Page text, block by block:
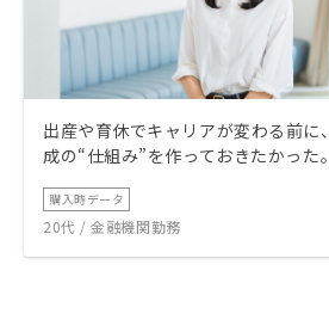
出産や育休でキャリアが変わる前に
成の“仕組み”を作っておきたかった。
購入時データ
20代 / 金融機関勤務